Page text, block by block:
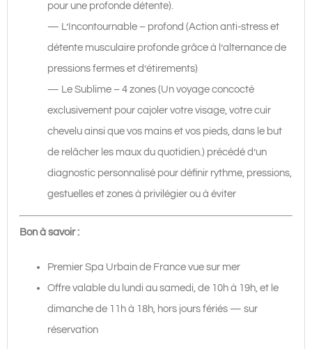
pour une profonde détente).
— L’Incontournable – profond (Action anti-stress et
détente musculaire profonde grâce à l’alternance de
pressions fermes et d’étirements)
— Le Sublime – 4 zones (Un voyage concocté
exclusivement pour cajoler votre visage, votre cuir
chevelu ainsi que vos mains et vos pieds, dans le but
de relâcher les maux du quotidien.) précédé d’un
diagnostic personnalisé pour définir rythme, pressions,
gestuelles et zones à privilégier ou à éviter
Bon à savoir :
Premier Spa Urbain de France vue sur mer
Offre valable du lundi au samedi, de 10h à 19h, et le
dimanche de 11h à 18h, hors jours fériés — sur
réservation